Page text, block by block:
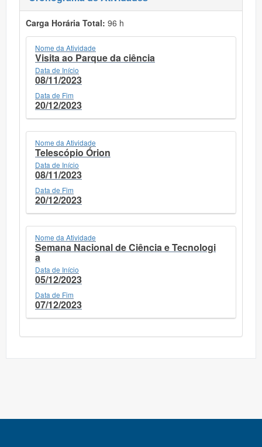
Carga Horária Total: 96 h
Nome da Atividade
Visita ao Parque da ciência
Data de Início
08/11/2023
Data de Fim
20/12/2023
Nome da Atividade
Telescópio Órion
Data de Início
08/11/2023
Data de Fim
20/12/2023
Nome da Atividade
Semana Nacional de Ciência e Tecnologi
a
Data de Início
05/12/2023
Data de Fim
07/12/2023